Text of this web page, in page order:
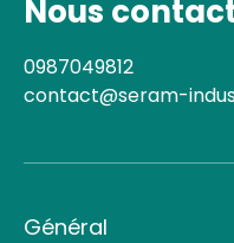
Général
Nous
0987049812
contact@seram-